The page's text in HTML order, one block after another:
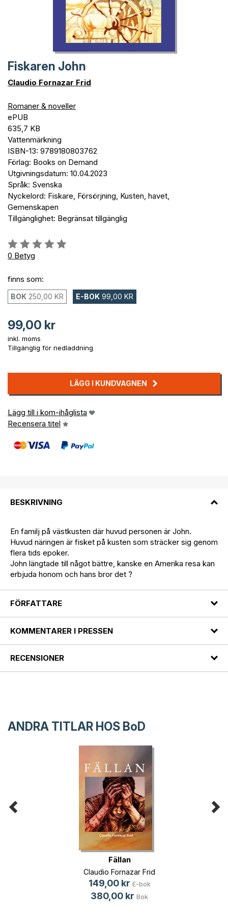
Fiskaren John
Claudio Fornazar Frid
Romaner & noveller
ePUB
635,7 KB
Vattenmärkning
ISBN-13: 9789180803762
Förlag: Books on Demand
Utgivningsdatum: 10.04.2023
Språk: Svenska
Nyckelord: Fiskare, Försörjning, Kusten, havet,
Gemenskapen
Tillgänglighet: Begränsat tillgänglig
Betyg::
0%
0 Betyg
finns som:
BOK 250,00 KR E-BOK 99,00 KR
99,00 kr
inkl. moms
Tillgänglig för nedladdning
LÄGG I KUNDVAGNEN
Lägg till i kom-ihåglista
Recensera titel
BESKRIVNING
En familj på västkusten där huvud personen är John.
Huvud näringen är fisket på kusten som sträcker sig genom
flera tids epoker.
John längtade till något bättre, kanske en Amerika resa kan
erbjuda honom och hans bror det ?
FÖRFATTARE
KOMMENTARER I PRESSEN
RECENSIONER
ANDRA TITLAR HOS BoD
Fällan
Claudio Fornazar Frid
149,00 kr E-bok
380,00 kr Bok